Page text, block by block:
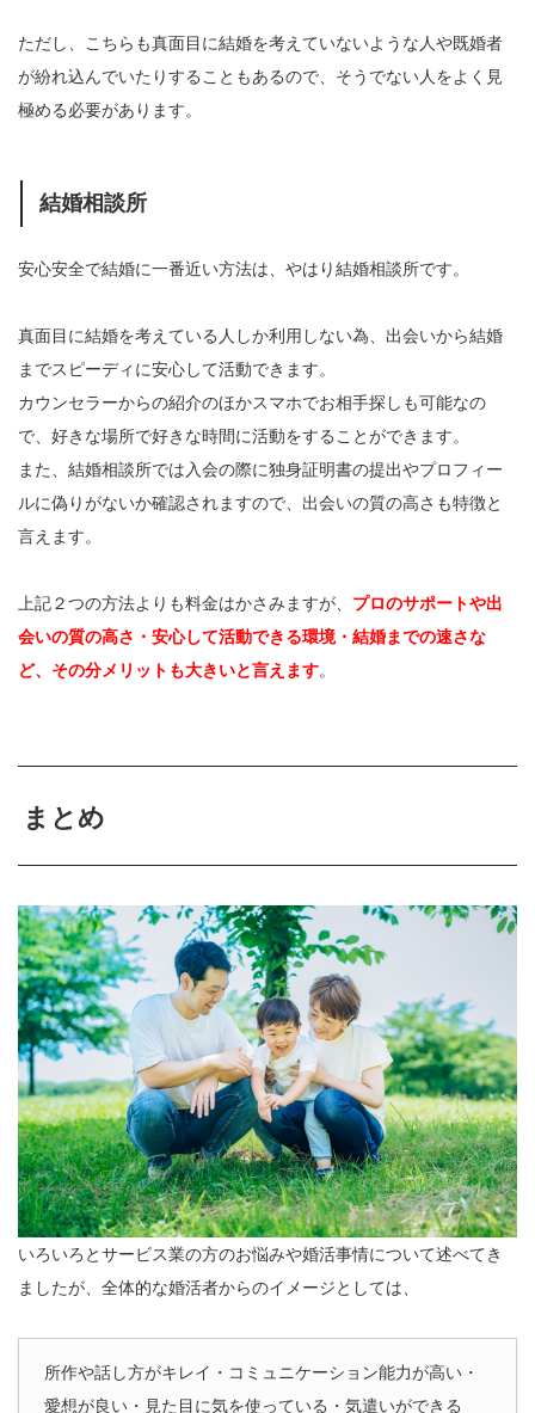
ただし、こちらも真面目に結婚を考えていないような人や既婚者
が紛れ込んでいたりすることもあるので、そうでない人をよく見
極める必要があります。
結婚相談所
安心安全で結婚に一番近い方法は、やはり結婚相談所です。
真面目に結婚を考えている人しか利用しない為、出会いから結婚
までスピーディに安心して活動できます。
カウンセラーからの紹介のほかスマホでお相手探しも可能なの
で、好きな場所で好きな時間に活動をすることができます。
また、結婚相談所では入会の際に独身証明書の提出やプロフィー
ルに偽りがないか確認されますので、出会いの質の高さも特徴と
言えます。
上記２つの方法よりも料金はかさみますが、 プロのサポートや出
会いの質の高さ・安心して活動できる環境・結婚までの速さな
ど、その分メリットも大きいと言えます。
まとめ
いろいろとサービス業の方のお悩みや婚活事情について述べてき
ましたが、全体的な婚活者からのイメージとしては、
所作や話し方がキレイ・コミュニケーション能力が高い・
愛想が良い・見た目に気を使っている・気遣いができる